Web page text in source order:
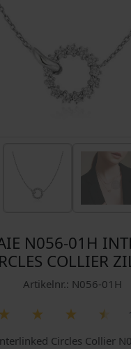
N056-01H
COLLIER
Artikelnr.: N056-01H
Circles Collier